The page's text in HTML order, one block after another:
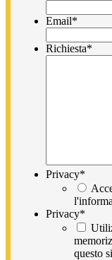
Email*
Richiesta*
Privacy*
Privacy*
questo